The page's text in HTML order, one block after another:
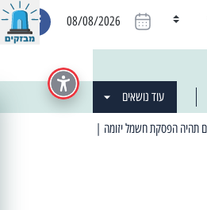
08/08/2026
עוד נושאים
| 06:19 25/03/2024 "מה חדש בעיר": המדור שבו תתעדכנו על כל מה ש... חדש